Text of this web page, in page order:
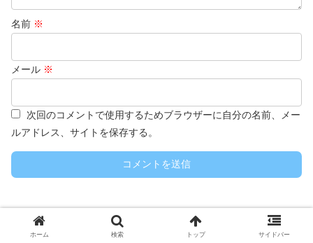
名前 ※
メール ※
次回のコメントで使用するためブラウザーに自分の名前、メー
ルアドレス、サイトを保存する。
ホーム 検索 トップ サイドバー